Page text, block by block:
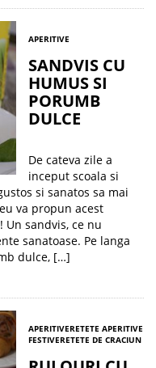
APERITIVE
SANDVIS CU
HUMUS SI
PORUMB
DULCE
De cateva zile a
inceput scoala si
si sanatos sa mai
va propun acest
sandvis, ce nu
sanatoase. Pe langa
dulce, […]
APERITIVERETETE APERITIVE
FESTIVERETETE DE CRACIUN